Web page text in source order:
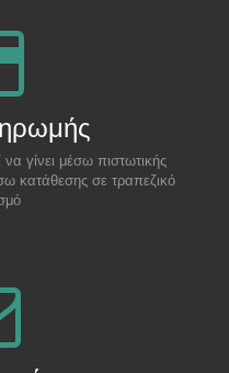
γίνει μέσω πιστωτικής
κατάθεσης σε τραπεζικό